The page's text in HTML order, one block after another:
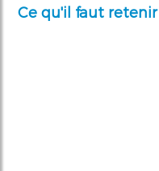
Ce qu'il faut retenir